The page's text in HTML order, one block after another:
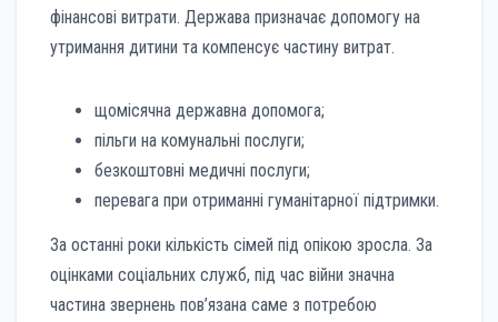
фінансові витрати. Держава призначає допомогу на
утримання дитини та компенсує частину витрат.
щомісячна державна допомога;
пільги на комунальні послуги;
безкоштовні медичні послуги;
перевага при отриманні гуманітарної підтримки.
За останні роки кількість сімей під опікою зросла. За
оцінками соціальних служб, під час війни значна
частина звернень пов’язана саме з потребою